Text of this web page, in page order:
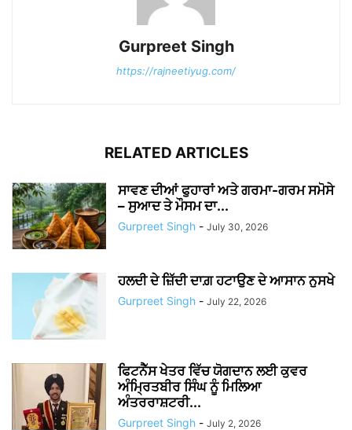
Gurpreet Singh
https://rajneetiyug.com/
RELATED ARTICLES
ਸਾਵਣ ਦੀਆਂ ਫੁਹਾਰਾਂ ਅਤੇ ਗਰਮਾ-ਗਰਮ ਸਮੋਸੇ
– ਸੁਆਦ ਤੇ ਮੌਸਮ ਦਾ...
Gurpreet Singh - July 30, 2026
ਹਲਦੀ ਦੇ ਜ਼ਿੱਦੀ ਦਾਗ਼ ਹਟਾਉਣ ਦੇ ਆਸਾਨ ਨੁਸਖੇ
Gurpreet Singh - July 22, 2026
ਫਿਟਨੈੱਸ ਖੇਤਰ ਵਿੱਚ ਯੋਗਦਾਨ ਲਈ ਕੁਵਰ
ਅੰਮ੍ਰਿਤਬੀਰ ਸਿੰਘ ਨੂੰ ਮਿਲਿਆ
ਅੰਤਰਰਾਸ਼ਟਰੀ...
Gurpreet Singh - July 2, 2026